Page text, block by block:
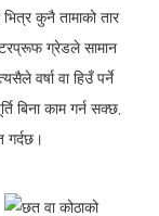
कुनै तामाको तार
ग्रेडले सामान
वर्षा वा हिउँ पर्ने
बिना काम गर्न सक्छ,
गर्दछ।